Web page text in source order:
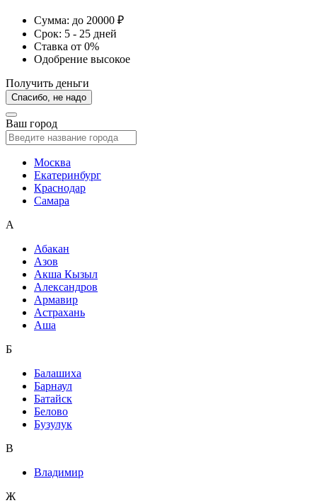
Сумма: до 20000 ₽
Срок: 5 - 25 дней
Ставка от 0%
Одобрение высокое
Получить деньги
Спасибо, не надо
Ваш город
Москва
Екатеринбург
Краснодар
Самара
А
Абакан
Азов
Акша Кызыл
Александров
Армавир
Астрахань
Аша
Б
Балашиха
Барнаул
Батайск
Белово
Бузулук
В
Владимир
Ж